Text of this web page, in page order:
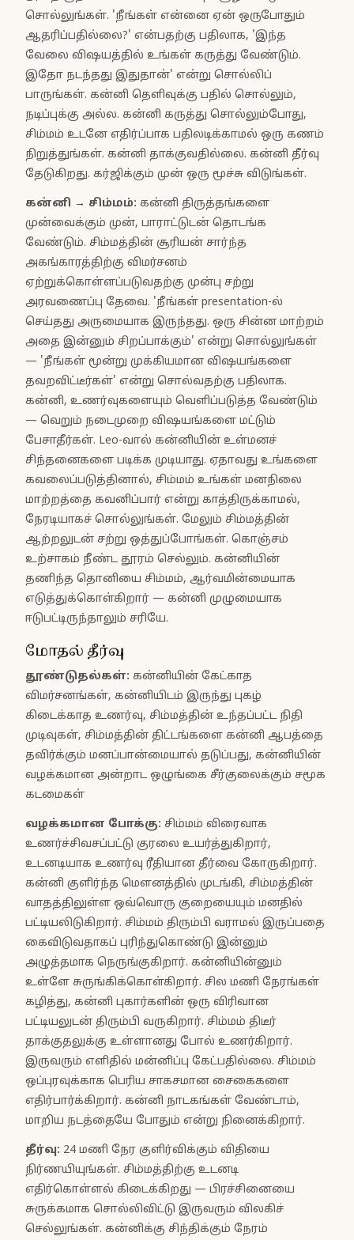
சொல்லுங்கள். 'நீங்கள் என்னை ஏன் ஒருபோதும்
ஆதரிப்பதில்லை?' என்பதற்கு பதிலாக, 'இந்த
வேலை விஷயத்தில் உங்கள் கருத்து வேண்டும்.
இதோ நடந்தது இதுதான்' என்று சொல்லிப்
பாருங்கள். கன்னி தெளிவுக்கு பதில் சொல்லும்,
நடிப்புக்கு அல்ல. கன்னி கருத்து சொல்லும்போது,
சிம்மம் உடனே எதிர்ப்பாக பதிலடிக்காமல் ஒரு கணம்
நிறுத்துங்கள். கன்னி தாக்குவதில்லை. கன்னி தீர்வு
தேடுகிறது. கர்ஜிக்கும் முன் ஒரு மூச்சு விடுங்கள்.
கன்னி → சிம்மம்: கன்னி திருத்தங்களை
முன்வைக்கும் முன், பாராட்டுடன் தொடங்க
வேண்டும். சிம்மத்தின் சூரியன் சார்ந்த
அகங்காரத்திற்கு விமர்சனம்
ஏற்றுக்கொள்ளப்படுவதற்கு முன்பு சற்று
அரவணைப்பு தேவை. 'நீங்கள் presentation-ல்
செய்தது அருமையாக இருந்தது. ஒரு சின்ன மாற்றம்
அதை இன்னும் சிறப்பாக்கும்' என்று சொல்லுங்கள்
— 'நீங்கள் மூன்று முக்கியமான விஷயங்களை
தவறவிட்டீர்கள்' என்று சொல்வதற்கு பதிலாக.
கன்னி, உணர்வுகளையும் வெளிப்படுத்த வேண்டும்
— வெறும் நடைமுறை விஷயங்களை மட்டும்
பேசாதீர்கள். Leo-வால் கன்னியின் உள்மனச்
சிந்தனைகளை படிக்க முடியாது. ஏதாவது உங்களை
கவலைப்படுத்தினால், சிம்மம் உங்கள் மனநிலை
மாற்றத்தை கவனிப்பார் என்று காத்திருக்காமல்,
நேரடியாகச் சொல்லுங்கள். மேலும் சிம்மத்தின்
ஆற்றலுடன் சற்று ஒத்துப்போங்கள். கொஞ்சம்
உற்சாகம் நீண்ட தூரம் செல்லும். கன்னியின்
தணிந்த தொனியை சிம்மம், ஆர்வமின்மையாக
எடுத்துக்கொள்கிறார் — கன்னி முழுமையாக
ஈடுபட்டிருந்தாலும் சரியே.
மோதல் தீர்வு
தூண்டுதல்கள்: கன்னியின் கேட்காத
விமர்சனங்கள், கன்னியிடம் இருந்து புகழ்
கிடைக்காத உணர்வு, சிம்மத்தின் உந்தப்பட்ட நிதி
முடிவுகள், சிம்மத்தின் திட்டங்களை கன்னி ஆபத்தை
தவிர்க்கும் மனப்பான்மையால் தடுப்பது, கன்னியின்
வழக்கமான அன்றாட ஒழுங்கை சீர்குலைக்கும் சமூக
கடமைகள்
வழக்கமான போக்கு: சிம்மம் விரைவாக
உணர்ச்சிவசப்பட்டு குரலை உயர்த்துகிறார்,
உடனடியாக உணர்வு ரீதியான தீர்வை கோருகிறார்.
கன்னி குளிர்ந்த மௌனத்தில் முடங்கி, சிம்மத்தின்
வாதத்திலுள்ள ஒவ்வொரு குறையையும் மனதில்
பட்டியலிடுகிறார். சிம்மம் திரும்பி வராமல் இருப்பதை
கைவிடுவதாகப் புரிந்துகொண்டு இன்னும்
அழுத்தமாக நெருங்குகிறார். கன்னியின்னும்
உள்ளே சுருங்கிக்கொள்கிறார். சில மணி நேரங்கள்
கழித்து, கன்னி புகார்களின் ஒரு விரிவான
பட்டியலுடன் திரும்பி வருகிறார். சிம்மம் திடீர்
தாக்குதலுக்கு உள்ளானது போல் உணர்கிறார்.
இருவரும் எளிதில் மன்னிப்பு கேட்பதில்லை. சிம்மம்
ஒப்புரவுக்காக பெரிய சாகசமான சைகைகளை
எதிர்பார்க்கிறார். கன்னி நாடகங்கள் வேண்டாம்,
மாறிய நடத்தையே போதும் என்று நினைக்கிறார்.
தீர்வு: 24 மணி நேர குளிர்விக்கும் விதியை
நிர்ணயியுங்கள். சிம்மத்திற்கு உடனடி
எதிர்கொள்ளல் கிடைக்கிறது — பிரச்சினையை
சுருக்கமாக சொல்லிவிட்டு இருவரும் விலகிச்
செல்லுங்கள். கன்னிக்கு சிந்திக்கும் நேரம்